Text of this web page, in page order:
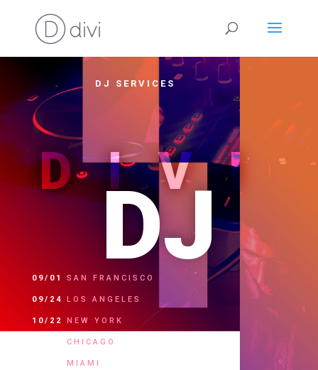
DJ SERVICES
DIVI
DJ
09/01 SAN FRANCISCO
09/24 LOS ANGELES
10/22 NEW YORK
CHICAGO
MIAMI